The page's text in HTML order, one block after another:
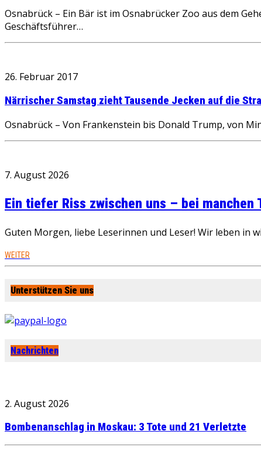
Osnabrück – Ein Bär ist im Osnabrücker Zoo aus dem
Geschäftsführer…
26. Februar 2017
Närrischer Samstag zieht Tausende Jecken auf die
Osnabrück – Von Frankenstein bis Donald Trump, von
7. August 2026
Ein tiefer Riss zwischen uns – bei
Guten Morgen, liebe Leserinnen und Leser! Wir leben in
WEITER
Unterstützen Sie uns
Nachrichten
2. August 2026
Bombenanschlag in Moskau: 3 Tote und 21 Verletzte